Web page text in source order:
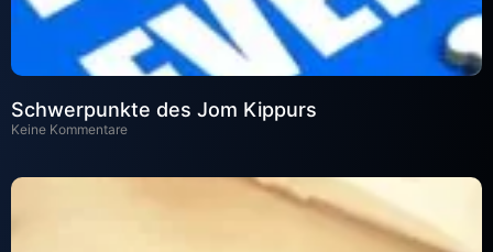
Schwerpunkte des Jom Kippurs
Keine Kommentare